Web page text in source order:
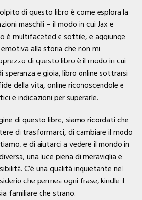
di questo libro è come esplora la
maschili – il modo in cui Jax e
è multifaceted e sottile, e aggiunge
alla storia che non mi
di questo libro è il modo in cui
speranza e gioia, libro online sottrarsi
della vita, online riconoscendole e
e indicazioni per superarle.
di questo libro, siamo ricordati che
di trasformarci, di cambiare il modo
e di aiutarci a vedere il mondo in
una luce piena di meraviglia e
C’è una qualità inquietante nel
che permea ogni frase, kindle il
familiare che strano.